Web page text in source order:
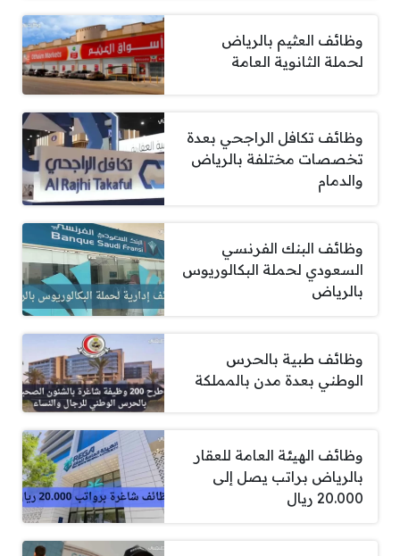
وظائف العثيم بالرياض
لحملة الثانوية العامة
وظائف تكافل الراجحي بعدة
تخصصات مختلفة بالرياض
والدمام
وظائف البنك الفرنسي
السعودي لحملة البكالوريوس
بالرياض
وظائف طبية بالحرس
الوطني بعدة مدن بالمملكة
وظائف الهيئة العامة للعقار
بالرياض براتب يصل إلى
20.000 ريال